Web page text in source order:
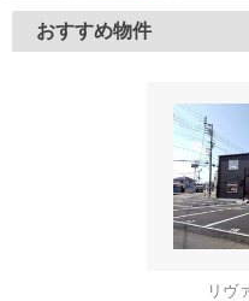
おすすめ物件
リヴ